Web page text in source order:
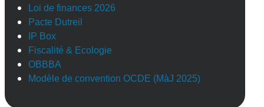
Loi de finances 2026
Pacte Dutreil
IP Box
Fiscalité & Ecologie
OBBBA
Modèle de convention OCDE (MàJ 2025)